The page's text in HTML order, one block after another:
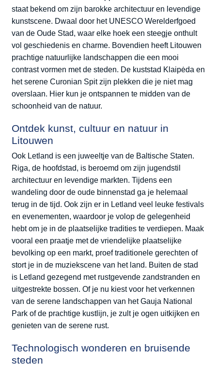
staat bekend om zijn barokke architectuur en levendige
kunstscene. Dwaal door het UNESCO Werelderfgoed
van de Oude Stad, waar elke hoek een steegje onthult
vol geschiedenis en charme. Bovendien heeft Litouwen
prachtige natuurlijke landschappen die een mooi
contrast vormen met de steden. De kuststad Klaipėda en
het serene Curonian Spit zijn plekken die je niet mag
overslaan. Hier kun je ontspannen te midden van de
schoonheid van de natuur.
Ontdek kunst, cultuur en natuur in
Litouwen
Ook Letland is een juweeltje van de Baltische Staten.
Riga, de hoofdstad, is beroemd om zijn jugendstil
architectuur en levendige markten. Tijdens een
wandeling door de oude binnenstad ga je helemaal
terug in de tijd. Ook zijn er in Letland veel leuke festivals
en evenementen, waardoor je volop de gelegenheid
hebt om je in de plaatselijke tradities te verdiepen. Maak
vooral een praatje met de vriendelijke plaatselijke
bevolking op een markt, proef traditionele gerechten of
stort je in de muziekscene van het land. Buiten de stad
is Letland gezegend met rustgevende zandstranden en
uitgestrekte bossen. Of je nu kiest voor het verkennen
van de serene landschappen van het Gauja National
Park of de prachtige kustlijn, je zult je ogen uitkijken en
genieten van de serene rust.
Technologisch wonderen en bruisende
steden